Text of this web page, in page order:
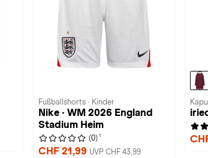
Fußballshorts · Kinder
Nike · WM 2026 England
Stadium Heim
(0) 1
CHF 21,99 UVP CHF 43,99